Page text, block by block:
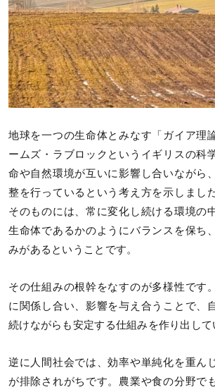
地球を一つの生命体とみなす「ガイア理
ームズ・ラブロックというイギリスの科
命や自然環境が互いに影響し合いながら
整を行っているという考え方を示しまし
そのものには、常に変化し続ける環境の
生命体であるかのようにバランスを保ち
みがあるということです。
その仕組みの根幹をなすのが多様性です
に関係し合い、影響を与え合うことで、
続けながらも安定する仕組みを作り出して
逆に人間社会では、効率や単純化を重ん
が排除されがちです。農業や食の分野で